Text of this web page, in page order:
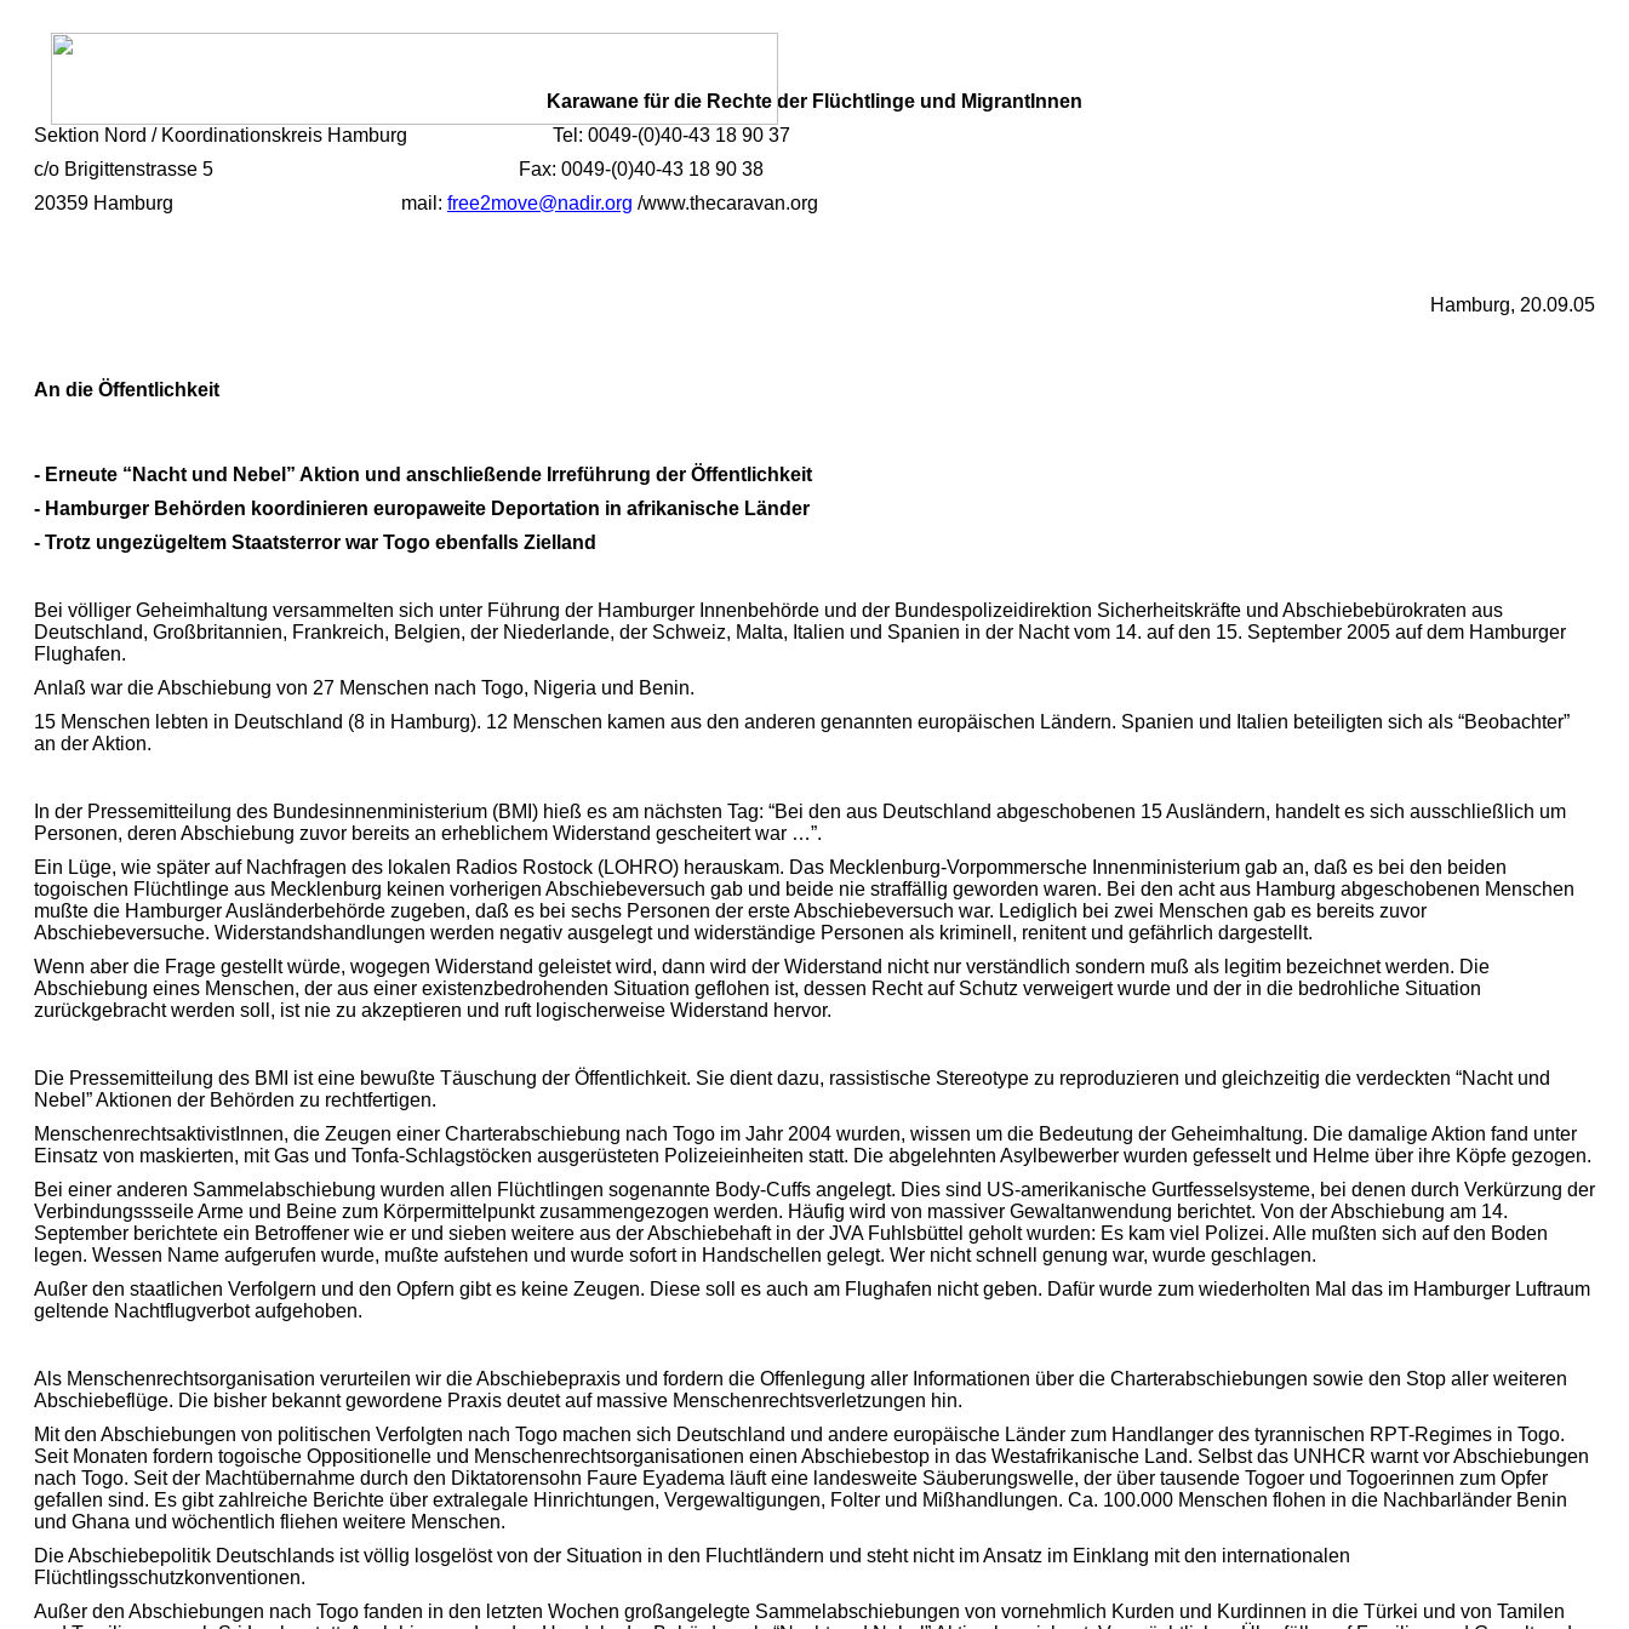
Karawane für die Rechte der Flüchtlinge und MigrantInnen
Sektion Nord / Koordinationskreis Hamburg Tel: 0049-(0)40-43 18 90 37
c/o Brigittenstrasse 5 Fax: 0049-(0)40-43 18 90 38
20359 Hamburg mail: free2move@nadir.org /www.thecaravan.org
Hamburg, 20.09.05
An die Öffentlichkeit
- Erneute “Nacht und Nebel” Aktion und anschließende Irreführung der Öffentlichkeit
- Hamburger Behörden koordinieren europaweite Deportation in afrikanische Länder
- Trotz ungezügeltem Staatsterror war Togo ebenfalls Zielland
Bei völliger Geheimhaltung versammelten sich unter Führung der Hamburger Innenbehörde und der Bundespolizeidirektion Sicherheitskräfte und Abschiebebürokraten aus
Deutschland, Großbritannien, Frankreich, Belgien, der Niederlande, der Schweiz, Malta, Italien und Spanien in der Nacht vom 14. auf den 15. September 2005 auf dem Hamburger
Flughafen.
Anlaß war die Abschiebung von 27 Menschen nach Togo, Nigeria und Benin.
15 Menschen lebten in Deutschland (8 in Hamburg). 12 Menschen kamen aus den anderen genannten europäischen Ländern. Spanien und Italien beteiligten sich als “Beobachter”
an der Aktion.
In der Pressemitteilung des Bundesinnenministerium (BMI) hieß es am nächsten Tag: “Bei den aus Deutschland abgeschobenen 15 Ausländern, handelt es sich ausschließlich um
Personen, deren Abschiebung zuvor bereits an erheblichem Widerstand gescheitert war …”.
Ein Lüge, wie später auf Nachfragen des lokalen Radios Rostock (LOHRO) herauskam. Das Mecklenburg-Vorpommersche Innenministerium gab an, daß es bei den beiden
togoischen Flüchtlinge aus Mecklenburg keinen vorherigen Abschiebeversuch gab und beide nie straffällig geworden waren. Bei den acht aus Hamburg abgeschobenen Menschen
mußte die Hamburger Ausländerbehörde zugeben, daß es bei sechs Personen der erste Abschiebeversuch war. Lediglich bei zwei Menschen gab es bereits zuvor
Abschiebeversuche. Widerstandshandlungen werden negativ ausgelegt und widerständige Personen als kriminell, renitent und gefährlich dargestellt.
Wenn aber die Frage gestellt würde, wogegen Widerstand geleistet wird, dann wird der Widerstand nicht nur verständlich sondern muß als legitim bezeichnet werden. Die
Abschiebung eines Menschen, der aus einer existenzbedrohenden Situation geflohen ist, dessen Recht auf Schutz verweigert wurde und der in die bedrohliche Situation
zurückgebracht werden soll, ist nie zu akzeptieren und ruft logischerweise Widerstand hervor.
Die Pressemitteilung des BMI ist eine bewußte Täuschung der Öffentlichkeit. Sie dient dazu, rassistische Stereotype zu reproduzieren und gleichzeitig die verdeckten “Nacht und
Nebel” Aktionen der Behörden zu rechtfertigen.
MenschenrechtsaktivistInnen, die Zeugen einer Charterabschiebung nach Togo im Jahr 2004 wurden, wissen um die Bedeutung der Geheimhaltung. Die damalige Aktion fand unter
Einsatz von maskierten, mit Gas und Tonfa-Schlagstöcken ausgerüsteten Polizeieinheiten statt. Die abgelehnten Asylbewerber wurden gefesselt und Helme über ihre Köpfe gezogen.
Bei einer anderen Sammelabschiebung wurden allen Flüchtlingen sogenannte Body-Cuffs angelegt. Dies sind US-amerikanische Gurtfesselsysteme, bei denen durch Verkürzung der
Verbindungssseile Arme und Beine zum Körpermittelpunkt zusammengezogen werden. Häufig wird von massiver Gewaltanwendung berichtet. Von der Abschiebung am 14.
September berichtete ein Betroffener wie er und sieben weitere aus der Abschiebehaft in der JVA Fuhlsbüttel geholt wurden: Es kam viel Polizei. Alle mußten sich auf den Boden
legen. Wessen Name aufgerufen wurde, mußte aufstehen und wurde sofort in Handschellen gelegt. Wer nicht schnell genung war, wurde geschlagen.
Außer den staatlichen Verfolgern und den Opfern gibt es keine Zeugen. Diese soll es auch am Flughafen nicht geben. Dafür wurde zum wiederholten Mal das im Hamburger Luftraum
geltende Nachtflugverbot aufgehoben.
Als Menschenrechtsorganisation verurteilen wir die Abschiebepraxis und fordern die Offenlegung aller Informationen über die Charterabschiebungen sowie den Stop aller weiteren
Abschiebeflüge. Die bisher bekannt gewordene Praxis deutet auf massive Menschenrechtsverletzungen hin.
Mit den Abschiebungen von politischen Verfolgten nach Togo machen sich Deutschland und andere europäische Länder zum Handlanger des tyrannischen RPT-Regimes in Togo.
Seit Monaten fordern togoische Oppositionelle und Menschenrechtsorganisationen einen Abschiebestop in das Westafrikanische Land. Selbst das UNHCR warnt vor Abschiebungen
nach Togo. Seit der Machtübernahme durch den Diktatorensohn Faure Eyadema läuft eine landesweite Säuberungswelle, der über tausende Togoer und Togoerinnen zum Opfer
gefallen sind. Es gibt zahlreiche Berichte über extralegale Hinrichtungen, Vergewaltigungen, Folter und Mißhandlungen. Ca. 100.000 Menschen flohen in die Nachbarländer Benin
und Ghana und wöchentlich fliehen weitere Menschen.
Die Abschiebepolitik Deutschlands ist völlig losgelöst von der Situation in den Fluchtländern und steht nicht im Ansatz im Einklang mit den internationalen
Flüchtlingsschutzkonventionen.
Außer den Abschiebungen nach Togo fanden in den letzten Wochen großangelegte Sammelabschiebungen von vornehmlich Kurden und Kurdinnen in die Türkei und von Tamilen